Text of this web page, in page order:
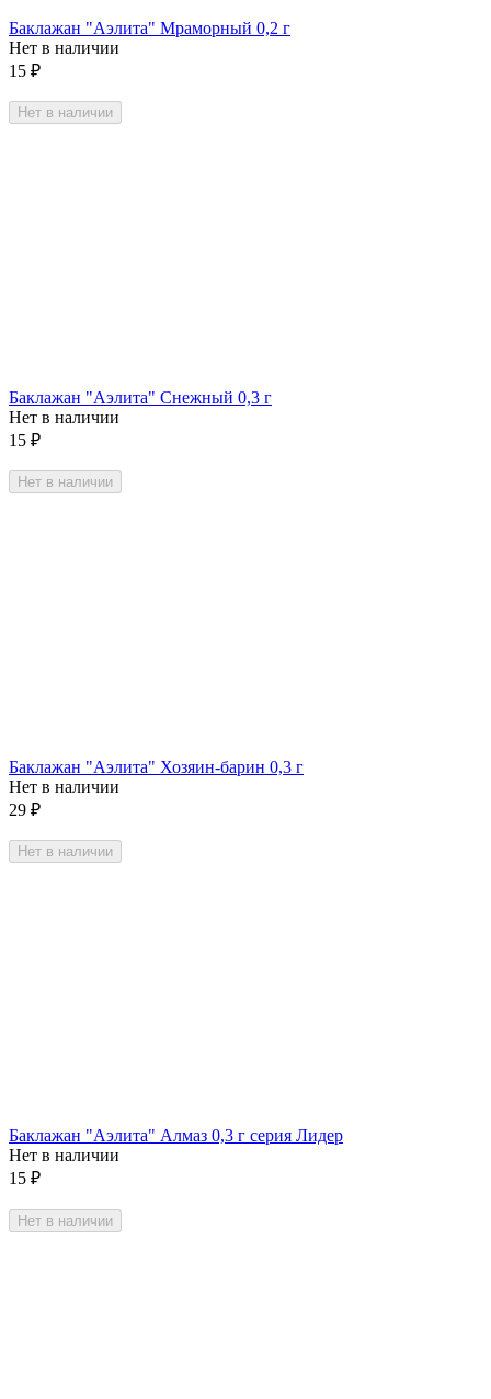
Баклажан "Аэлита" Мраморный 0,2 г
Нет в наличии
15 ₽
Нет в наличии
Баклажан "Аэлита" Снежный 0,3 г
Нет в наличии
15 ₽
Нет в наличии
Баклажан "Аэлита" Хозяин-барин 0,3 г
Нет в наличии
29 ₽
Нет в наличии
Баклажан "Аэлита" Алмаз 0,3 г серия Лидер
Нет в наличии
15 ₽
Нет в наличии